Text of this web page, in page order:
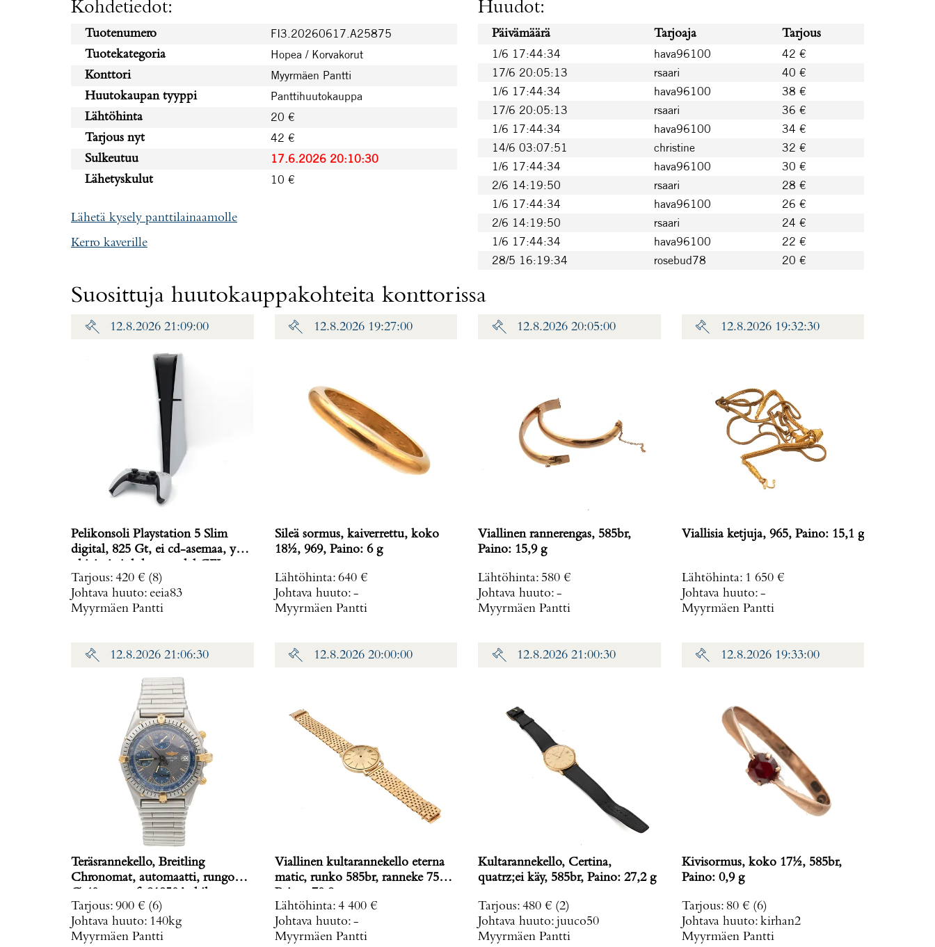
Kohdetiedot:
Tuotenumero FI3.20260617.A25875
Tuotekategoria Hopea / Korvakorut
Konttori Myyrmäen Pantti
Huutokaupan tyyppi Panttihuutokauppa
Lähtöhinta 20 €
Tarjous nyt 42 €
Sulkeutuu 17.6.2026 20:10:30
Lähetyskulut 10 €
Lähetä kysely panttilainaamolle
Kerro kaverille
Huudot:
Päivämäärä Tarjoaja Tarjous
1/6 17:44:34 hava96100
42 €
17/6 20:05:13
rsaari
40 €
1/6 17:44:34
hava96100
38 €
17/6 20:05:13
rsaari
36 €
1/6 17:44:34
hava96100
34 €
14/6 03:07:51
christine
32 €
1/6 17:44:34
hava96100
30 €
2/6 14:19:50
rsaari
28 €
1/6 17:44:34
hava96100
26 €
2/6 14:19:50
rsaari
24 €
1/6 17:44:34
hava96100
22 €
28/5 16:19:34
rosebud78 20 €
Suosittuja huutokauppakohteita konttorissa
12.8.2026 21:09:00
Pelikonsoli Playstation 5 Slim
digital, 825 Gt, ei cd-asemaa, yksi
2016,
Tarjous: 420 € (8)
Johtava huuto: eeia83
Myyrmäen Pantti
12.8.2026 19:27:00
Sileä sormus, kaiverrettu, koko
18½, 969, Paino: 6 g
Lähtöhinta: 640 €
Johtava huuto: -
Myyrmäen Pantti
12.8.2026 20:05:00
Viallinen rannerengas, 585br,
Paino: 15,9 g
Lähtöhinta: 580 €
Johtava huuto: -
Myyrmäen Pantti
12.8.2026 19:32:30
Viallisia ketjuja, 965, Paino: 15,1 g
Lähtöhinta: 1 650 €
Johtava huuto: -
Myyrmäen Pantti
12.8.2026 21:06:30
Teräsrannekello, Breitling
Chronomat, automaatti, rungon
pituus 160mm, nupista pala
irronnut, hihnan kiinnitys löysä,
laatikko, Paino: 0 g
Tarjous: 900 € (6)
Johtava huuto: 140kg
Myyrmäen Pantti
12.8.2026 20:00:00
Viallinen kultarannekello eterna
matic, runko 585br, ranneke 750,
Lähtöhinta: 4 400 €
Johtava huuto: -
Myyrmäen Pantti
12.8.2026 21:00:30
Kultarannekello, Certina,
quatrz;ei käy, 585br, Paino: 27,2 g
Tarjous: 480 € (2)
Johtava huuto: juuco50
Myyrmäen Pantti
12.8.2026 19:33:00
Kivisormus, koko 17½, 585br,
Paino: 0,9 g
Tarjous: 80 € (6)
Johtava huuto: kirhan2
Myyrmäen Pantti